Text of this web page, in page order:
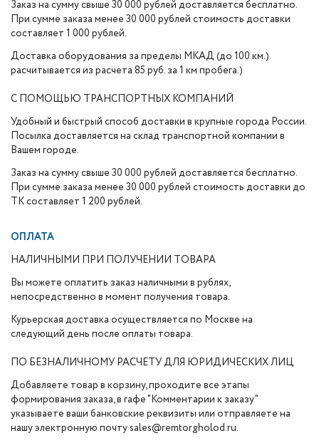
Заказ на сумму свыше 30 000 рублей доставляется бесплатно.
При сумме заказа менее 30 000 рублей стоимость доставки
составляет 1 000 рублей.
Доставка оборудования за пределы МКАД (до 100 км.)
расчитывается из расчета 85 руб. за 1 км пробега.)
С ПОМОЩЬЮ ТРАНСПОРТНЫХ КОМПАНИЙ
Удобный и быстрый способ доставки в крупные города России.
Посылка доставляется на склад транспортной компании в
Вашем городе.
Заказ на сумму свыше 30 000 рублей доставляется бесплатно.
При сумме заказа менее 30 000 рублей стоимость доставки до
ТК составляет 1 200 рублей.
ОПЛАТА
НАЛИЧНЫМИ ПРИ ПОЛУЧЕНИИ ТОВАРА
Вы можете оплатить заказ наличными в рублях,
непосредственно в момент получения товара.
Курьерская доставка осуществляется по Москве на
следующий день после оплаты товара.
ПО БЕЗНАЛИЧНОМУ РАСЧЕТУ ДЛЯ ЮРИДИЧЕСКИХ ЛИЦ
Добавляете товар в корзину, проходите все этапы
формирования заказа, в гафе "Комментарии к заказу"
указываете ваши банковские реквизиты или отправляете на
нашу электронную почту sales@remtorgholod.ru.